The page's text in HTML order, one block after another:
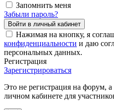
Запомнить меня
Забыли пароль?
Нажимая на кнопку, я
конфиденциальности и даю
персональных данных.
Регистрация
Зарегистрироваться
Это не регистрация на форум, а
личном кабинете для